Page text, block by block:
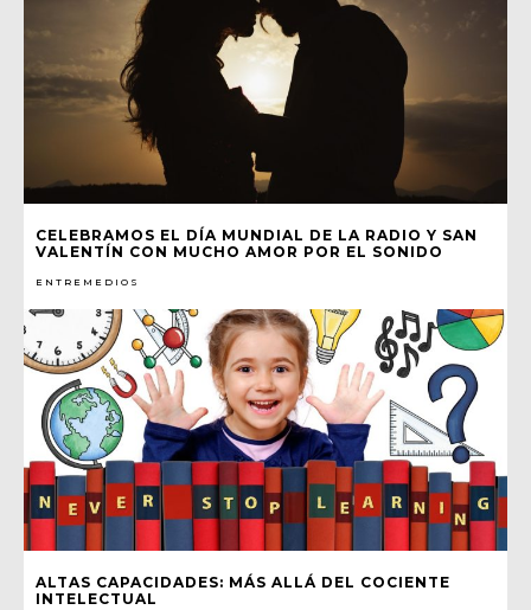
CELEBRAMOS EL DÍA MUNDIAL DE LA RADIO Y SAN
VALENTÍN CON MUCHO AMOR POR EL SONIDO
ENTREMEDIOS
ALTAS CAPACIDADES: MÁS ALLÁ DEL COCIENTE
INTELECTUAL